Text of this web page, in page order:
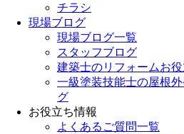
チラシ
現場ブログ
現場ブログ一覧
スタッフブログ
建築士のリフォームお
一級塗装技能士の屋根
グ
お役立ち情報
よくあるご質問一覧